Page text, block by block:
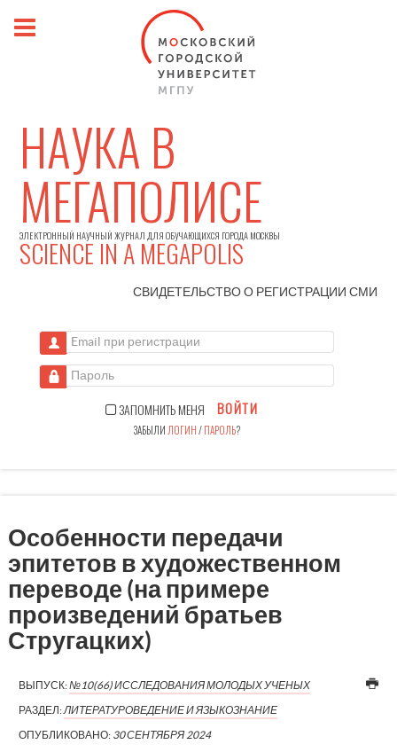
НАУКА В
МЕГАПОЛИСЕ
ЭЛЕКТРОННЫЙ НАУЧНЫЙ ЖУРНАЛ ДЛЯ ОБУЧАЮЩИХСЯ ГОРОДА МОСКВЫ
SCIENCE IN A MEGAPOLIS
СВИДЕТЕЛЬСТВО О РЕГИСТРАЦИИСМИ
Email при регистрации
Пароль
ЗАПОМНИТЬ МЕНЯ ВОЙТИ
ЗАБЫЛИ ЛОГИН/ПАРОЛЬ?
Особенности передачи
эпитетов в художественном
переводе (на примере
произведений братьев
Стругацких)
ВЫПУСК:№10(66) ИССЛЕДОВАНИЯ МОЛОДЫХ УЧЕНЫХ
РАЗДЕЛ:ЛИТЕРАТУРОВЕДЕНИЕ И ЯЗЫКОЗНАНИЕ
ОПУБЛИКОВАНО: 30 СЕНТЯБРЯ 2024